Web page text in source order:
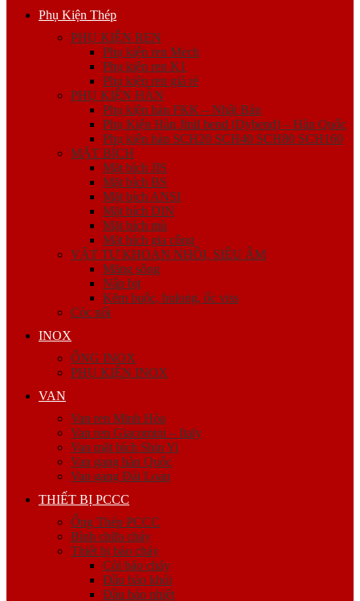
Phụ Kiện Thép
PHỤ KIỆN REN
Phụ kiện ren Mech
Phụ kiện ren K1
Phụ kiện ren giá rẻ
PHỤ KIỆN HÀN
Phụ kiện hàn FKK – Nhật Bản
Phụ Kiện Hàn Jinil bend (Dybend) – Hàn Quốc
Phụ kiện hàn SCH20 SCH40 SCH80 SCH160
MẶT BÍCH
Mặt bích JIS
Mặt bích BS
Mặt bích ANSI
Mặt bích DIN
Mặt bích mù
Mặt bích gia công
VẬT TƯ KHOAN NHỒI, SIÊU ÂM
Măng sông
Nắp bịt
Kẽm buộc, bulong, ốc viss
Cóc nối
INOX
ỐNG INOX
PHỤ KIỆN INOX
VAN
Van ren Minh Hòa
Van ren Giacomini – Italy
Van mặt bích Shin Yi
Van gang hàn Quốc
Van gang Đài Loan
THIẾT BỊ PCCC
Ống Thép PCCC
Bình chữa cháy
Thiết bị báo cháy
Còi báo cháy
Đầu báo khói
Đầu báo nhiệt